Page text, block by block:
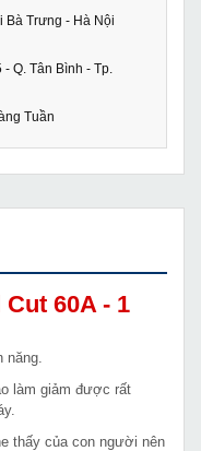
Bà Trưng - Hà Nội
Q. Tân Bình - Tp.
Tuần
60A - 1
năng.
làm giảm được rất
thấy của con người nên